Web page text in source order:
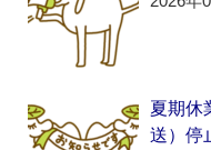
夏期休
送）停